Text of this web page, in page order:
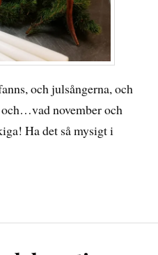
och julsångerna, och
november och
Ha det så mysigt i